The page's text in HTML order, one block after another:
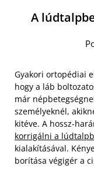
A
Gyakori ortopédiai
hogy a láb
már
személyeknél,
kitéve. A hossz-
korrigálni a
kialakításával.
borítása végigér a